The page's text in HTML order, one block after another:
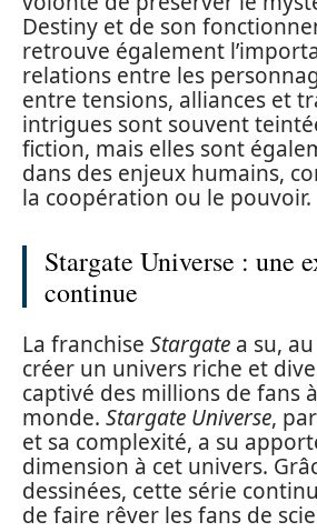
Destiny et de son
retrouve également
relations entre les
entre tensions, alliances et
intrigues sont souvent
fiction, mais elles sont
dans des enjeux humains,
la coopération ou le pouvoir.
Stargate Universe : une
continue
La franchise Stargate a su,
créer un univers riche et
captivé des millions de fans
monde. Stargate Universe,
et sa complexité, a su
dimension à cet univers.
dessinées, cette série
de faire rêver les fans de